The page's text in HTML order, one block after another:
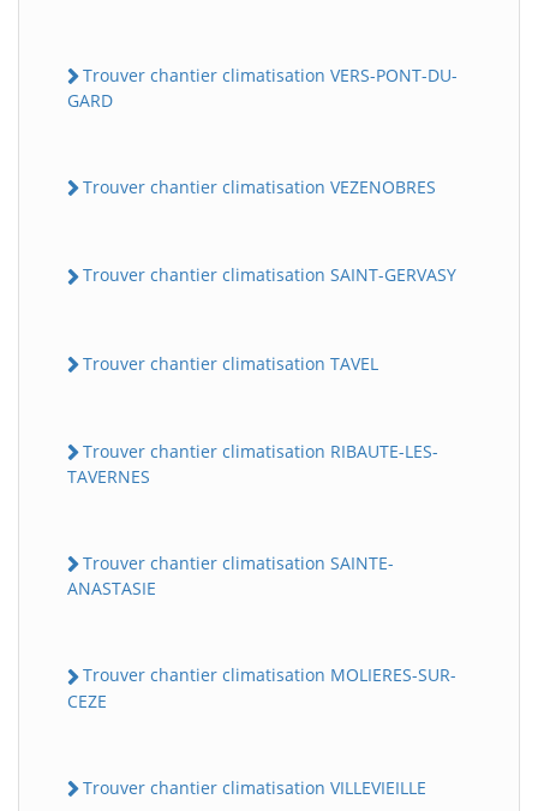
Trouver chantier climatisation VERS-PONT-DU-
GARD
Trouver chantier climatisation VEZENOBRES
Trouver chantier climatisation SAINT-GERVASY
Trouver chantier climatisation TAVEL
Trouver chantier climatisation RIBAUTE-LES-
TAVERNES
Trouver chantier climatisation SAINTE-
ANASTASIE
Trouver chantier climatisation MOLIERES-SUR-
CEZE
Trouver chantier climatisation VILLEVIEILLE